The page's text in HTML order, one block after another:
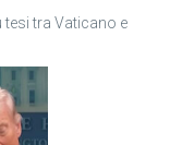
tesi tra Vaticano e